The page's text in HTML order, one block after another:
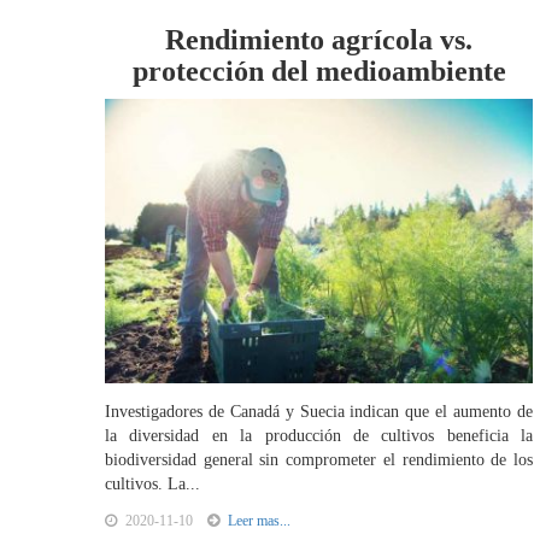
Rendimiento agrícola vs.
protección del medioambiente
Investigadores de Canadá y Suecia indican que el aumento de
la diversidad en la producción de cultivos beneficia la
biodiversidad general sin comprometer el rendimiento de los
cultivos. La...
2020-11-10 Leer mas...